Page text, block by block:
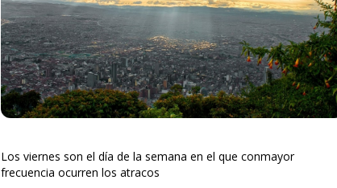
Los viernes son el día de la semana en el que conmayor
frecuencia ocurren los atracos